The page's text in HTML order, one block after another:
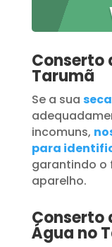
Conserto
Tarumã
Se a sua
incomuns,
para
garantindo o
aparelho.
Conserto
Água no